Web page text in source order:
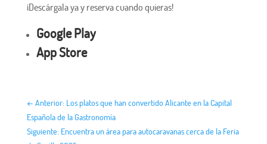
¡Descárgala ya y reserva cuando quieras!
Google Play
App Store
← Anterior: Los platos que han convertido Alicante en la Capital
Española de la Gastronomía
Siguiente: Encuentra un área para autocaravanas cerca de la Feria